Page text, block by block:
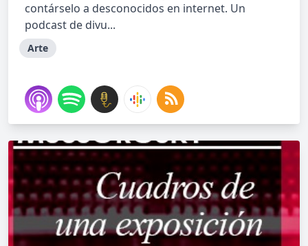
contárselo a desconocidos en internet. Un
podcast de divu...
Arte